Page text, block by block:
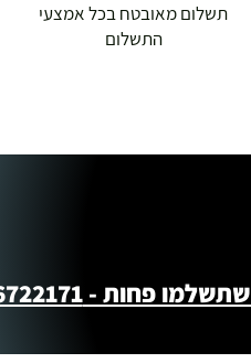
תשלום מאובטח בכל אמצעי
התשלום